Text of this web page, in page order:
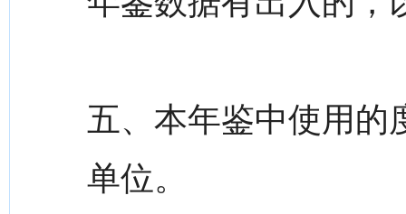
五、本年鉴中使用的
单位。